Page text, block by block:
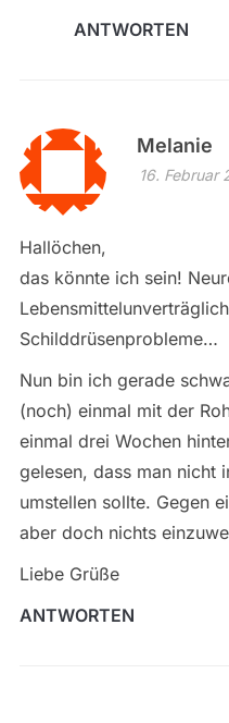
ANTWORTEN
Melanie
16. Februar
Hallöchen,
das könnte ich sein!
Schilddrüsenprobleme…
Nun bin ich gerade
(noch) einmal mit der
einmal drei Wochen
gelesen, dass man nicht
umstellen sollte. Gegen
aber doch nichts
Liebe Grüße
ANTWORTEN